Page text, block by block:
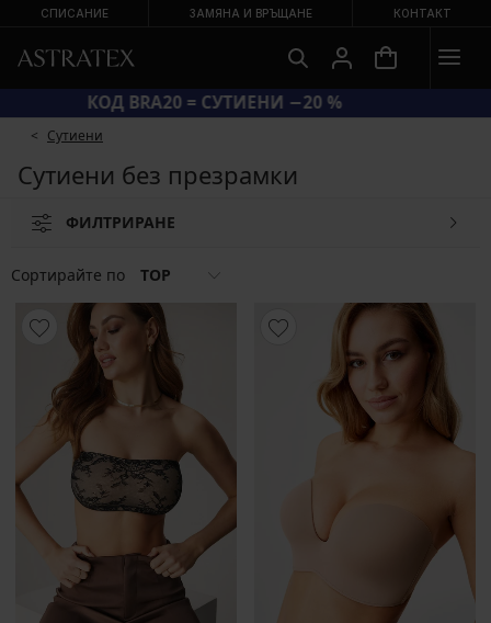
СПИСАНИЕ ЗАМЯНА И ВРЪЩАНЕ КОНТАКТ
КОД BRA20 = СУТИЕНИ −20 %
Сутиени
Сутиени без презрамки
ФИЛТРИРАНЕ
Сортирайте по TOP